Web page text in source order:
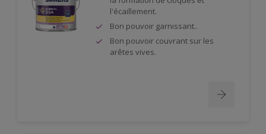
l'écaillement.
Bon pouvoir garnissant..
Bon pouvoir couvrant sur les
arêtes vives.